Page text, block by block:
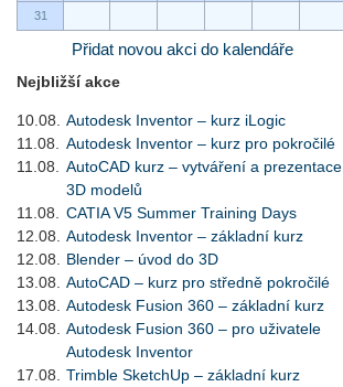
31
Přidat novou akci do kalendáře
Nejbližší akce
10.08.
Autodesk Inventor – kurz iLogic
11.08.
Autodesk Inventor – kurz pro pokročilé
11.08.
AutoCAD kurz – vytváření a prezentace
3D modelů
11.08.
CATIA V5 Summer Training Days
12.08.
Autodesk Inventor – základní kurz
12.08.
Blender – úvod do 3D
13.08.
AutoCAD – kurz pro středně pokročilé
13.08.
Autodesk Fusion 360 – základní kurz
14.08.
Autodesk Fusion 360 – pro uživatele
Autodesk Inventor
17.08.
Trimble SketchUp – základní kurz